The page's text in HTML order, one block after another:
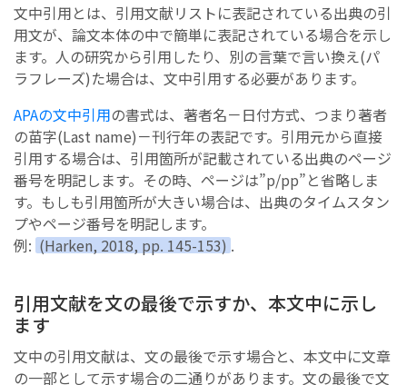
文中引用とは、引用文献リストに表記されている出典の引
用文が、論文本体の中で簡単に表記されている場合を示し
ます。人の研究から引用したり、別の言葉で言い換え(パ
ラフレーズ)た場合は、文中引用する必要があります。
APAの文中引用の書式は、著者名－日付方式、つまり著者
の苗字(Last name)－刊行年の表記です。引用元から直接
引用する場合は、引用箇所が記載されている出典のページ
番号を明記します。その時、ページは”p/pp”と省略しま
す。もしも引用箇所が大きい場合は、出典のタイムスタン
プやページ番号を明記します。
例: (Harken, 2018, pp. 145-153) .
引用文献を文の最後で示すか、本文中に示し
ます
文中の引用文献は、文の最後で示す場合と、本文中に文章
の一部として示す場合の二通りがあります。文の最後で文